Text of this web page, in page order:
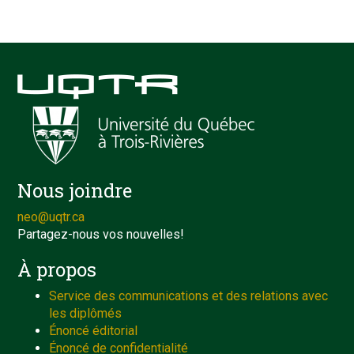
Nous joindre
neo@uqtr.ca
Partagez-nous vos nouvelles!
À propos
Service des communications et des relations avec
les diplômés
Énoncé éditorial
Énoncé de confidentialité